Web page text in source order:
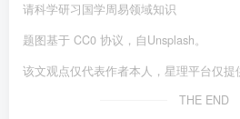
请科学研习国学周易领域知识
题图基于 CC0 协议，自Unsplash。
该文观点仅代表作者本人，星理平台仅提
THE END